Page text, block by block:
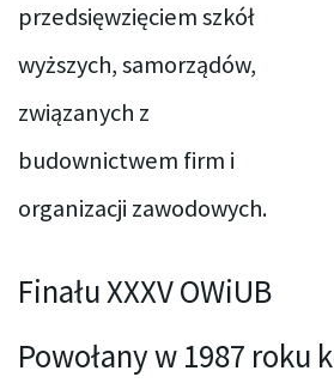
przedsięwzięciem szkół
wyższych, samorządów,
związanych z
budownictwem firm i
organizacji zawodowych.
Finału XXXV OWiUB
Powołany w 1987 roku